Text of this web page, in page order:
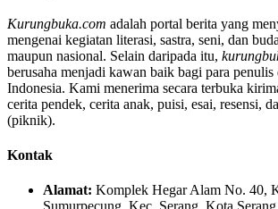
Kurungbuka.com adalah portal berita yang
mengenai kegiatan literasi, sastra, seni, dan
maupun nasional. Selain daripada itu,
berusaha menjadi kawan baik bagi para penulis
Indonesia. Kami menerima secara terbuka
cerita pendek, cerita anak, puisi, esai, resensi,
(piknik).
Kontak
Alamat: Komplek Hegar Alam No. 40,